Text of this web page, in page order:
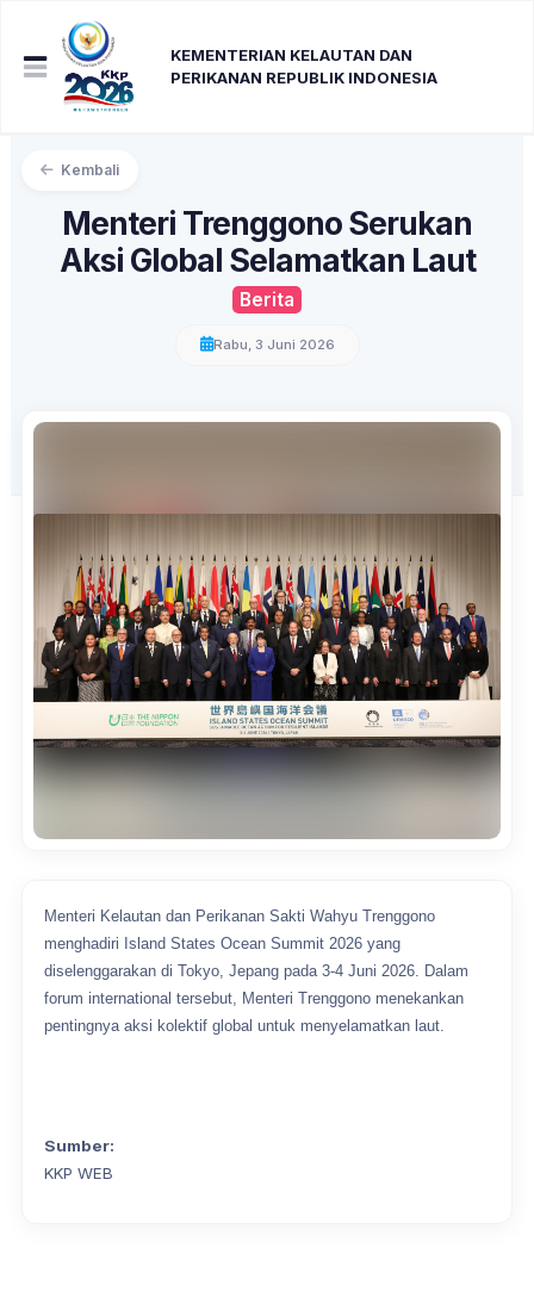
KEMENTERIAN KELAUTAN DAN
PERIKANAN REPUBLIK INDONESIA
Kembali
Menteri Trenggono Serukan
Aksi Global Selamatkan Laut
Berita
Rabu, 3 Juni 2026
Menteri Kelautan dan Perikanan Sakti Wahyu Trenggono
menghadiri Island States Ocean Summit 2026 yang
diselenggarakan di Tokyo, Jepang pada 3-4 Juni 2026. Dalam
forum international tersebut, Menteri Trenggono menekankan
pentingnya aksi kolektif global untuk menyelamatkan laut.
Sumber:
KKP WEB